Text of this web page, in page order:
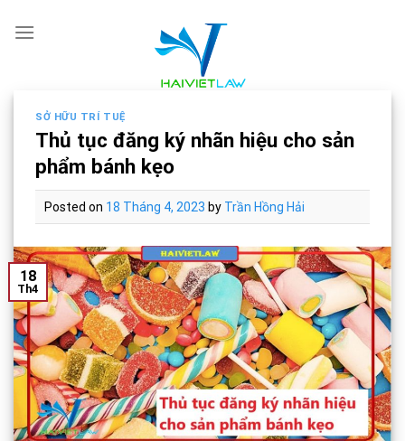
SỞ HỮU TRÍ TUỆ
Thủ tục đăng ký nhãn hiệu cho sản
phẩm bánh kẹo
Posted on 18 Tháng 4, 2023 by Trần Hồng Hải
18
Th4